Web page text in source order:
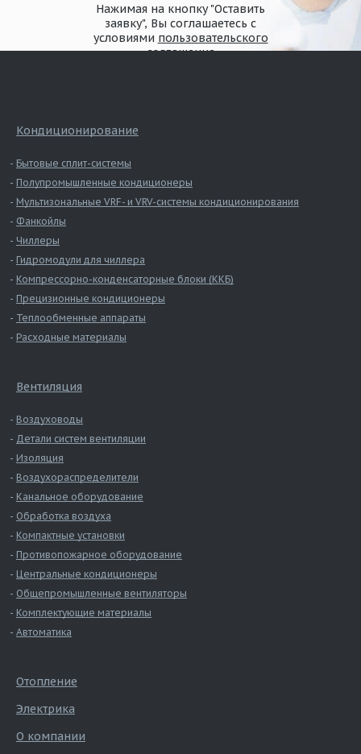
Нажимая на кнопку "Оставить
заявку", Вы соглашаетесь с
условиями пользовательского
соглашения
Кондиционирование
Бытовые сплит-системы
Полупромышленные кондиционеры
Мультизональные VRF- и VRV-системы кондиционирования
Фанкойлы
Чиллеры
Гидромодули для чиллера
Компрессорно-конденсаторные блоки (ККБ)
Прецизионные кондиционеры
Теплообменные аппараты
Расходные материалы
Вентиляция
Воздуховоды
Детали систем вентиляции
Изоляция
Воздухораспределители
Канальное оборудование
Обработка воздуха
Компактные установки
Противопожарное оборудование
Центральные кондиционеры
Общепромышленные вентиляторы
Комплектующие материалы
Автоматика
Отопление
Электрика
О компании